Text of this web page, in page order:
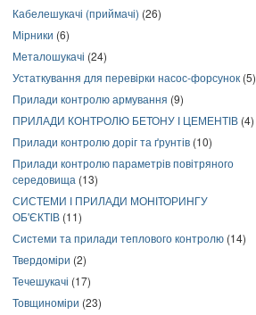
Кабелешукачі (приймачі) (26)
Мірники (6)
Металошукачі (24)
Устаткування для перевірки насос-форсунок (5)
Прилади контролю армування (9)
ПРИЛАДИ КОНТРОЛЮ БЕТОНУ І ЦЕМЕНТІВ (4)
Прилади контролю доріг та ґрунтів (10)
Прилади контролю параметрів повітряного
середовища (13)
СИСТЕМИ І ПРИЛАДИ МОНІТОРИНГУ
ОБ'ЄКТІВ (11)
Системи та прилади теплового контролю (14)
Твердоміри (2)
Течешукачі (17)
Товщиноміри (23)